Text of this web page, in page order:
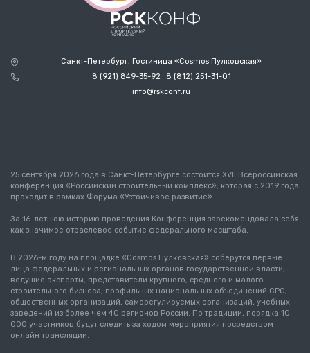
Санкт-Петербург, Гостиница «Cosmos Пулковская»
8 (921) 849-35-92
8 (812) 251-31-01
info@rskconf.ru
25 сентября 2026 года в Санкт-Петербурге состоится XVII Всероссийская
конференция «Российский строительный комплекс», которая с 2019 года
проходит в рамках Форума «Устойчивое развитие».
За 16-летнюю историю проведения Конференция зарекомендовала себя
как значимое отраслевое событие федерального масштаба.
В 2026-м году на площадке «Cosmos Пулковская» соберутся первые
лица федеральных и региональных органов государственной власти,
ведущие эксперты, представители крупного, среднего и малого
строительного бизнеса, профильных национальных объединений СРО,
общественных организаций, саморегулируемых организаций, учебных
заведений из более чем 40 регионов России. По традиции, порядка 10
000 участников будут следить за ходом мероприятия посредством
онлайн трансляции.